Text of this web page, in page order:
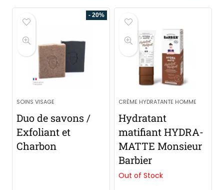
- 20%
SOINS VISAGE
Duo de savons /
Exfoliant et
Charbon
CRÈME HYDRATANTE HOMME
Hydratant
matifiant HYDRA-
MATTE Monsieur
Barbier
Out of Stock